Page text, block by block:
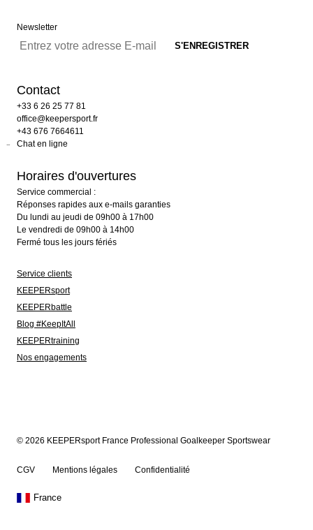
Newsletter
Contact
+33 6 26 25 77 81
office@keepersport.fr
+43 676 7664611
Chat en ligne
Horaires d'ouvertures
Service commercial :
Réponses rapides aux e-mails garanties
Du lundi au jeudi de 09h00 à 17h00
Le vendredi de 09h00 à 14h00
Fermé tous les jours fériés
Service clients
KEEPERsport
KEEPERbattle
Blog #KeepItAll
KEEPERtraining
Nos engagements
© 2026 KEEPERsport France Professional Goalkeeper Sportswear
CGV Mentions légales Confidentialité
France